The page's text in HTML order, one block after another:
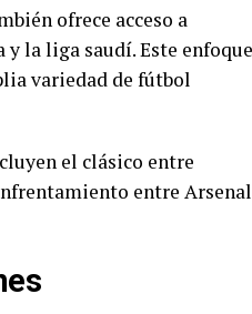
ofrece acceso a
la liga saudí. Este enfoque
variedad de fútbol
el clásico entre
entre Arsenal